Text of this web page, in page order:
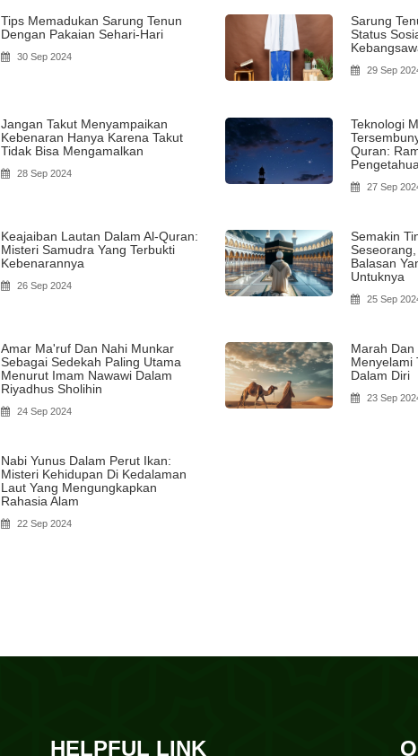
Tips Memadukan Sarung Tenun
Dengan Pakaian Sehari-Hari
30 Sep 2024
Sarung
Status
29 Sep
Jangan Takut Menyampaikan
Kebenaran Hanya Karena Takut
Tidak Bisa Mengamalkan
28 Sep 2024
Teknologi
Quran:
27 Sep
Keajaiban Lautan Dalam Al-Quran:
Misteri Samudra Yang Terbukti
Kebenarannya
26 Sep 2024
Semakin
Balasan
Untuknya
25 Sep
Amar Ma'ruf Dan Nahi Munkar
Sebagai Sedekah Paling Utama
Menurut Imam Nawawi Dalam
Riyadhus Sholihin
24 Sep 2024
Marah Dan
Menyelami
Dalam Diri
23 Sep
Nabi Yunus Dalam Perut Ikan:
Misteri Kehidupan Di Kedalaman
Laut Yang Mengungkapkan
Rahasia Alam
22 Sep 2024
HELPFUL LINK